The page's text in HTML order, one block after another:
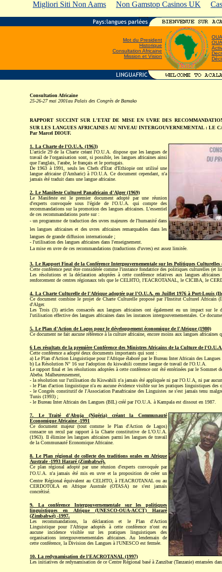
Migliori Siti Non Aams Non Gamstop Casinos UK
Mot du President
Historique
Consultation Africaine
Mission et Vision
Consultation Africaine
25-26-27 mai 2001au Palais des Congrès de Bamako
RAPPORT SUCCINT SUR L'ETAT DE MISE EN UVRE DES
SUR LES LANGUES AFRICAINES AU NIVEAU INTERGOUVERNEMENTAL : LE
Par Marcel DIOUF.
1. La Charte de l'O.U.A. (1963)
L'article 29 de la Charte créant l'O.U.A. dispose que les langues de
travail de l'organisation sont, si possible, les langues africaines ainsi
que l'anglais, l'arabe, le français et le portugais.
De 1963 à 1991, seuls les Chefs d'Etat d'Ethiopie ont utilisé une
langue africaine (l'Amharic) à l'O.U.A. Ce document cependant, n'a
jamais été traduit dans une langue africaine.
2. Le Manifeste Culturel Panafricain d'Alger (1969)
Le Manifeste est le premier document adopté par une réunion
d'experts convoquée sous l'égide de l'O.U.A. qui compte des
recommandations sur la promotion des langues africaines. L'essentiel
de ces recommandations porte sur :
- un programme de traduction des uvres majeures de l'humanité dans
les langues africaines et des uvres africaines remarquables dans les
langues de grande diffusion internationale ;
- l'utilisation des langues africaines dans l'enseignement.
La mise en uvre de ces recommandations (traductions d'uvres) est assez limitée.
3. Le Rapport Final de la Conférence Intergouvernementale sur les Politiques
Cette conférence peut être considérée comme l'instance fondatrice des politiques culturelles (et
Les résolutions et la déclaration adoptées à cette conférence relatives aux langues
renforcement de centres régionaux tels que le CELHTO, l'EACROTANAL, le CICIBA, le
4. La Charte Culturelle de l'Afrique adoptée par l'O.U.A. en Juillet 1976 à Port-Louis
Ce document combine le projet de Charte Culturelle proposé par l'Institut Culturel Africain
d'Alger.
Les Trois (3) articles consacrés aux langues africaines ont également eu un impact sur le
l'utilisation effective des langues africaines dans les instances intergouvernementales. Ce
5. Le Plan d'Action de Lagos pour le développement économique de l'Afrique (1980)
Ce document ne fait aucune référence à la culture africaine, encore moins aux langues
6 Les résultats de la première Conférence des Ministres Africains de la Culture de
Cette conférence a adopté deux documents importants qui sont :
a) Le Plan d'Action Linguistique pour l'Afrique élaboré par le Bureau Inter Africain des
b) La Résolution N° 16 sur l'adoption du kiswahili comme langue de travail de l'O.U.A.
Le rapport final et les résolutions adoptées à cette conférence ont été entérinées par le
Abeba. Malheureusement,
- la résolution sur l'utilisation du Kiswahili n'a jamais été appliquée ni par l'O.U.A, ni par
- le Plan d'action linguistique n'a eu aucune évidence visible sur les pratiques linguistiques des
- le Congrès constitutif de l'Association Panafricaine des Linguistes ne s'est jamais tenu
Tunis (1993) ;
- le Bureau Inter Africain des Langues (BIL) créé par l'O.U.A. à Kampala est dissout en 1987.
7. Le Traité d'Abuja (Nigéria) créant la Communauté
Economique Africaine -1991
Ce document majeur (tout comme le Plan d'Action de Lagos)
consacre un recul par rapport à la Charte constitutive de L'O.U.A.
(1963). Il élimine les langues africaines parmi les langues de travail
de la Communauté Economique Africaine.
8. Le Plan régional de collecte des traditions orales en Afrique
Australe -1993 Hararé (Zimbabwé).
Ce plan régional adopté par une réunion d'experts convoquée par
l'O.U.A. n'a jamais été mis en uvre et la proposition de créer un
Centre Régional équivalent au CELHTO, à l'EACROTANAL ou au
CERDOTOLA en Afrique Australe (OTASA) ne s'est jamais
concrétisé.
9. La conférence Intergouvernementale sur les politiques
linguistiques en Afrique (UNESCO-OUA-ACCT) Hararé
(Zimbabwé) -1997.
Les recommandations, la déclaration et le Plan d'Action
Linguistique pour l'Afrique adoptés à cette conférence n'ont eu
aucune incidence visible sur les pratiques linguistiques des
organisations intergouvernementales africaines. Au lendemain de
cette conférence, la Division des Langues à l'UNESCO est fermée.
10. La redynamisation de l'EACROTANAL (1997)
Les initiatives de redynamisation de ce Centre Régional basé à Zanzibar (Tanzanie) entamées